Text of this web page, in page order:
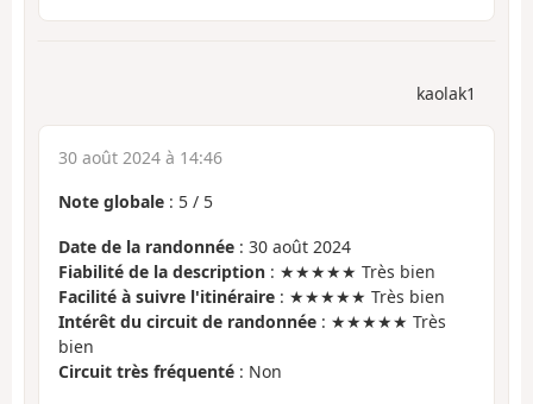
kaolak1
30 août 2024 à 14:46
Note globale : 5 / 5
Date de la randonnée : 30 août 2024
Fiabilité de la description : ★★★★★ Très bien
Facilité à suivre l'itinéraire : ★★★★★ Très bien
Intérêt du circuit de randonnée : ★★★★★ Très
bien
Circuit très fréquenté : Non